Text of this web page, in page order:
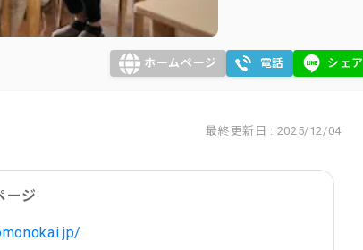
ホームページ 電話 シェア
最終更新日 : 2025/12/04
ージ